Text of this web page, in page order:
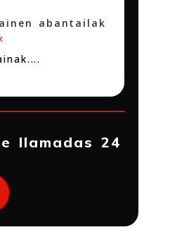
abantailak
llamadas 24